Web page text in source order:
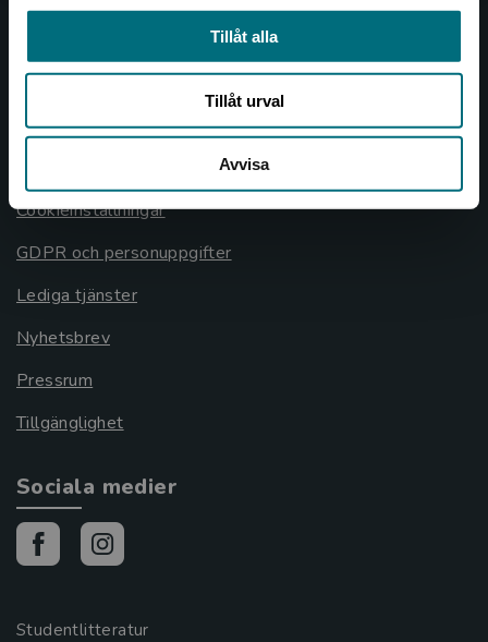
Tillåt alla
Tillåt urval
Avvisa
Köpvillkor
Allmänna länkar
Om oss
Cookieinställningar
GDPR och personuppgifter
Lediga tjänster
Nyhetsbrev
Pressrum
Tillgänglighet
Sociala medier
Studentlitteratur